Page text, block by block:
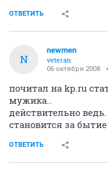
ОТВЕТИТЬ
N
newmen
veteran
06 октября 2008
почитал на kp.ru
мужика..
действительно
становится за
ОТВЕТИТЬ